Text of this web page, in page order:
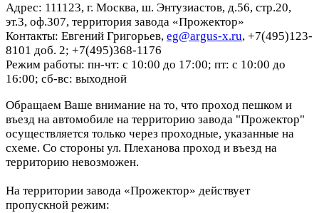
Адрес: 111123, г. Москва, ш. Энтузиастов, д.56, стр.20,
эт.3, оф.307, территория завода «Прожектор»
Контакты: Евгений Григорьев, eg@argus-x.ru, +7(495)123-
8101 доб. 2; +7(495)368-1176
Режим работы: пн-чт: с 10:00 до 17:00; пт: с 10:00 до
16:00; сб-вс: выходной
Обращаем Ваше внимание на то, что проход пешком и
въезд на автомобиле на территорию завода "Прожектор"
осуществляется только через проходные, указанные на
схеме. Со стороны ул. Плеханова проход и въезд на
территорию невозможен.
На территории завода «Прожектор» действует
пропускной режим: